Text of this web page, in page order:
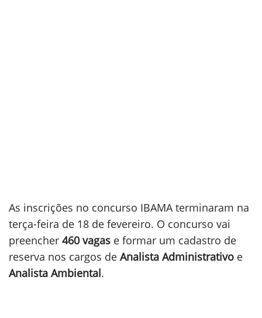
As inscrições no concurso IBAMA terminaram na
terça-feira de 18 de fevereiro. O concurso vai
preencher 460 vagas e formar um cadastro de
reserva nos cargos de Analista Administrativo e
Analista Ambiental.